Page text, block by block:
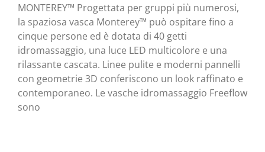
MONTEREY™ Progettata per gruppi più numerosi,
la spaziosa vasca Monterey™ può ospitare fino a
cinque persone ed è dotata di 40 getti
idromassaggio, una luce LED multicolore e una
rilassante cascata. Linee pulite e moderni pannelli
con geometrie 3D conferiscono un look raffinato e
contemporaneo. Le vasche idromassaggio Freeflow
sono